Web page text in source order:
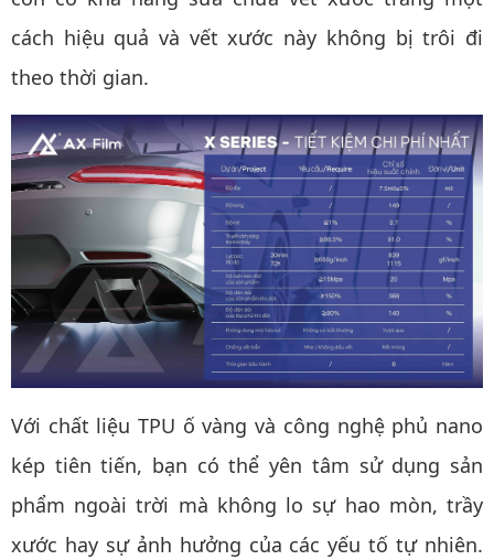
cách hiệu quả và vết xước này không bị trôi đi
theo thời gian.
Với chất liệu TPU ố vàng và công nghệ phủ nano
kép tiên tiến, bạn có thể yên tâm sử dụng sản
phẩm ngoài trời mà không lo sự hao mòn, trầy
xước hay sự ảnh hưởng của các yếu tố tự nhiên.